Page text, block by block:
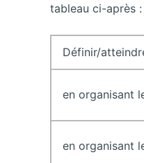
tableau ci-après :
Définir/
en organisant
en organisant